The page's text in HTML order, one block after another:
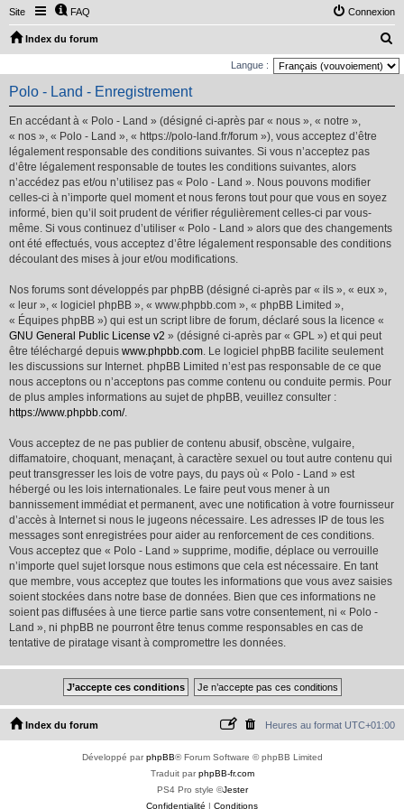
Site FAQ Connexion
Index du forum
e
Langue :
Polo - Land - Enregistrement
En accédant à « Polo - Land » (désigné ci-après par « nous », « notre »,
« nos », « Polo - Land », « https://polo-land.fr/forum »), vous acceptez d’être
légalement responsable des conditions suivantes. Si vous n’acceptez pas
d’être légalement responsable de toutes les conditions suivantes, alors
n’accédez pas et/ou n’utilisez pas « Polo - Land ». Nous pouvons modifier
celles-ci à n’importe quel moment et nous ferons tout pour que vous en soyez
informé, bien qu’il soit prudent de vérifier régulièrement celles-ci par vous-
même. Si vous continuez d’utiliser « Polo - Land » alors que des changements
ont été effectués, vous acceptez d’être légalement responsable des conditions
découlant des mises à jour et/ou modifications.
Nos forums sont développés par phpBB (désigné ci-après par « ils », « eux »,
« leur », « logiciel phpBB », « www.phpbb.com », « phpBB Limited »,
« Équipes phpBB ») qui est un script libre de forum, déclaré sous la licence «
GNU General Public License v2 » (désigné ci-après par « GPL ») et qui peut
être téléchargé depuis www.phpbb.com. Le logiciel phpBB facilite seulement
les discussions sur Internet. phpBB Limited n’est pas responsable de ce que
nous acceptons ou n’acceptons pas comme contenu ou conduite permis. Pour
de plus amples informations au sujet de phpBB, veuillez consulter :
https://www.phpbb.com/.
Vous acceptez de ne pas publier de contenu abusif, obscène, vulgaire,
diffamatoire, choquant, menaçant, à caractère sexuel ou tout autre contenu qui
peut transgresser les lois de votre pays, du pays où « Polo - Land » est
hébergé ou les lois internationales. Le faire peut vous mener à un
bannissement immédiat et permanent, avec une notification à votre fournisseur
d’accès à Internet si nous le jugeons nécessaire. Les adresses IP de tous les
messages sont enregistrées pour aider au renforcement de ces conditions.
Vous acceptez que « Polo - Land » supprime, modifie, déplace ou verrouille
n’importe quel sujet lorsque nous estimons que cela est nécessaire. En tant
que membre, vous acceptez que toutes les informations que vous avez saisies
soient stockées dans notre base de données. Bien que ces informations ne
soient pas diffusées à une tierce partie sans votre consentement, ni « Polo -
Land », ni phpBB ne pourront être tenus comme responsables en cas de
tentative de piratage visant à compromettre les données.
Index du forum Heures au format UTC+01:00
Développé parphpBB® Forum Software © phpBB Limited
Traduit parphpBB-fr.com
PS4 Pro style ©Jester
Confidentialité | Conditions